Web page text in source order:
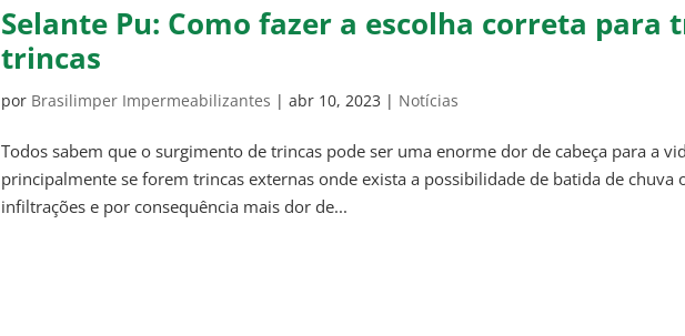
Selante Pu: Como fazer a escolha correta para
trincas
por Brasilimper Impermeabilizantes | abr 10, 2023 | Notícias
Todos sabem que o surgimento de trincas pode ser uma enorme dor de cabeça para a
principalmente se forem trincas externas onde exista a possibilidade de batida de chuva
infiltrações e por consequência mais dor de...